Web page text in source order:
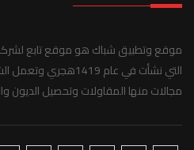
موقع وتطبيق شباك هو موقع تابع لشركة
التي نشأت في عام
مجالات منها المقاولات وتحصيل الديون